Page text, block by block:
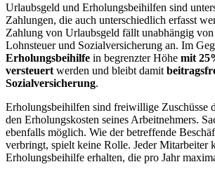
Urlaubsgeld und Erholungsbeihilfen sind
Zahlungen, die auch unterschiedlich erfasst
Zahlung von Urlaubsgeld fällt unabhängig
Lohnsteuer und Sozialversicherung an. Im
Erholungsbeihilfe in begrenzter Höhe mit
versteuert werden und bleibt damit
Sozialversicherung.
Erholungsbeihilfen sind freiwillige Zuschüsse
den Erholungskosten seines Arbeitnehmers.
ebenfalls möglich. Wie der betreffende
verbringt, spielt keine Rolle. Jeder Mitarbeiter
Erholungsbeihilfe erhalten, die pro Jahr